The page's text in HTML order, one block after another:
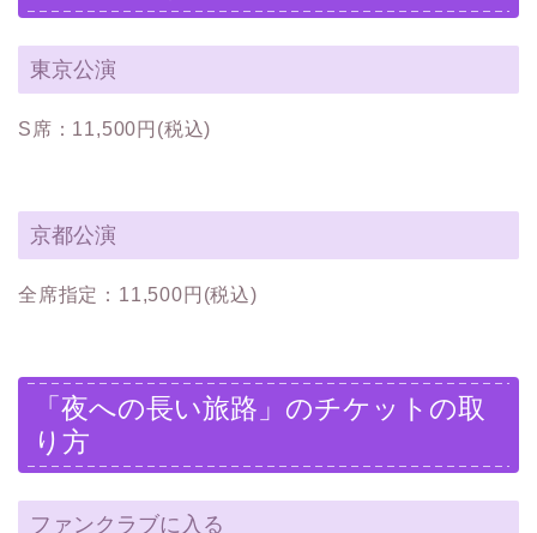
東京公演
S席：11,500円(税込)
京都公演
全席指定：11,500円(税込)
「夜への長い旅路」のチケットの取
り方
ファンクラブに入る